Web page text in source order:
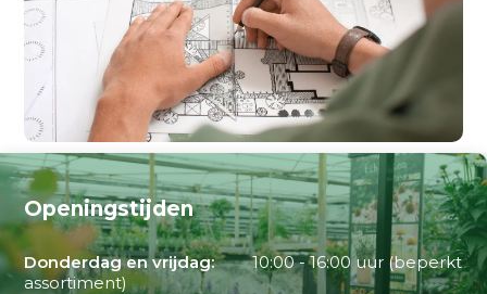
Openingstijden
Donderdag en vrijdag:
10:00 - 16:00 uur (beperkt
assortiment)